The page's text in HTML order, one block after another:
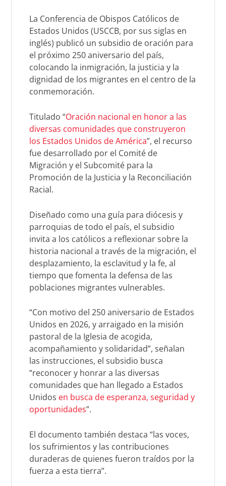
La Conferencia de Obispos Católicos de
Estados Unidos (USCCB, por sus siglas en
inglés) publicó un subsidio de oración para
el próximo 250 aniversario del país,
colocando la inmigración, la justicia y la
dignidad de los migrantes en el centro de la
conmemoración.
Titulado “Oración nacional en honor a las
diversas comunidades que construyeron
los Estados Unidos de América”, el recurso
fue desarrollado por el Comité de
Migración y el Subcomité para la
Promoción de la Justicia y la Reconciliación
Racial.
Diseñado como una guía para diócesis y
parroquias de todo el país, el subsidio
invita a los católicos a reflexionar sobre la
historia nacional a través de la migración, el
desplazamiento, la esclavitud y la fe, al
tiempo que fomenta la defensa de las
poblaciones migrantes vulnerables.
“Con motivo del 250 aniversario de Estados
Unidos en 2026, y arraigado en la misión
pastoral de la Iglesia de acogida,
acompañamiento y solidaridad”, señalan
las instrucciones, el subsidio busca
“reconocer y honrar a las diversas
comunidades que han llegado a Estados
Unidos en busca de esperanza, seguridad y
oportunidades”.
El documento también destaca “las voces,
los sufrimientos y las contribuciones
duraderas de quienes fueron traídos por la
fuerza a esta tierra”.